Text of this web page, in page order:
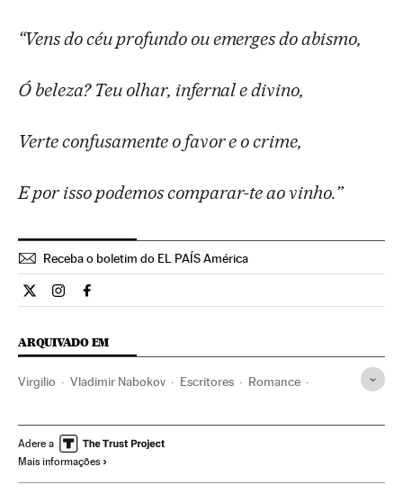
“Vens do céu profundo ou emerges do abismo,
Ó beleza? Teu olhar, infernal e divino,
Verte confusamente o favor e o crime,
E por isso podemos comparar-te ao vinho.”
Receba o boletim do EL PAÍS América
Cultura El País Brasil en Twitter
Cultura El País Brasil en Instagram
Cultura El País Brasil en Facebook
ARQUIVADO EM
Virgilio Vladimir Nabokov Escritores Romance
Segunda Guerra Mundial
Adere a
Mais informações